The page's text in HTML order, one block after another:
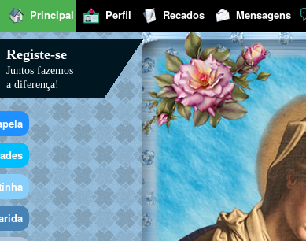
Principal Perfil Recados Mensagens
Registe-se
Juntos fazemos
a diferença!